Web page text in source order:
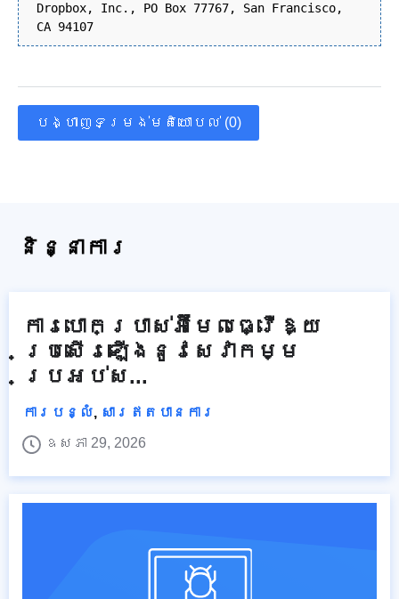
Dropbox, Inc., PO Box 77767, San Francisco,
CA 94107
បង្ហាញទម្រង់មតិយោបល់ (0)
និន្នាការ
ការបោកប្រាស់អ៊ីមែលធ្វើឱ្យ
ប្រសើរឡើងនូវសេវាកម្ម
ប្រអប់ស...
ការបន្លំ, សារឥតបានការ
ឧសភា 29, 2026